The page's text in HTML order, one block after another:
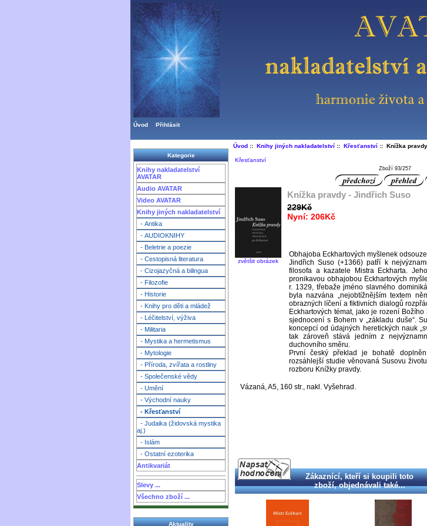
Úvod Přihlásit
Kategorie
Knihy nakladatelství
AVATAR
Audio AVATAR
Video AVATAR
Knihy jiných nakladatelství
- Antika
- AUDIOKNIHY
- Beletrie a poezie
- Cestopisná literatura
- Cizojazyčná a bilingua
- Filozofie
- Historie
- Knihy pro děti a mládež
- Léčitelství, výživa
- Militaria
- Mystika a hermetismus
- Mytologie
- Příroda, zvířata a rostliny
- Společenské vědy
- Umění
- Východní nauky
- Křesťanství
- Judaika (židovská mystika
aj.)
- Islám
- Ostatní ezoterika
Antikvariát
Slevy ...
Všechno zboží ...
Aktuality
Úvod:: Knihy jiných nakladatelství:: Křesťanství:: Knížka
Křesťanství
Zboží 93/257
zvětšit obrázek
Knížka pravdy - Jindřich Suso
229Kč
Nyní: 206Kč
Obhajoba Eckhartových myšlenek
Jindřich Suso (+1366) patří k
filosofa a kazatele Mistra Eckharta.
pronikavou obhajobou Eckhartových
r. 1329, třebaže jméno slavného
byla nazvána „nejobtížnějším textem
obrazných líčení a fiktivních dialogů
Eckhartových témat, jako je rození
sjednocení s Bohem v „základu duše“.
koncepcí od údajných heretických nauk
tak zároveň stává jedním z
duchovního směru.
První český překlad je bohatě
rozsáhlejší studie věnovaná Susovu
rozboru Knížky pravdy.
Vázaná, A5, 160 str., nakl. Vyšehrad.
Zákaznící, kteří si koupili toto
zboží, objednávali také...